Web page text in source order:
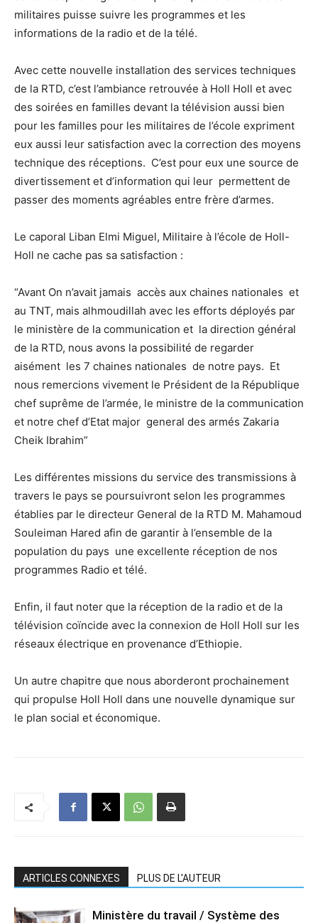
militaires puisse suivre les programmes et les
informations de la radio et de la télé.
Avec cette nouvelle installation des services techniques
de la RTD, c’est l’ambiance retrouvée à Holl Holl et avec
des soirées en familles devant la télévision aussi bien
pour les familles pour les militaires de l’école expriment
eux aussi leur satisfaction avec la correction des moyens
technique des réceptions. C’est pour eux une source de
divertissement et d’information qui leur permettent de
passer des moments agréables entre frère d’armes.
Le caporal Liban Elmi Miguel, Militaire à l’école de Holl-
Holl ne cache pas sa satisfaction :
“Avant On n’avait jamais accès aux chaines nationales et
au TNT, mais alhmoudillah avec les efforts déployés par
le ministère de la communication et la direction général
de la RTD, nous avons la possibilité de regarder
aisément les 7 chaines nationales de notre pays. Et
nous remercions vivement le Président de la République
chef suprême de l’armée, le ministre de la communication
et notre chef d’Etat major general des armés Zakaria
Cheik Ibrahim”
Les différentes missions du service des transmissions à
travers le pays se poursuivront selon les programmes
établies par le directeur General de la RTD M. Mahamoud
Souleiman Hared afin de garantir à l’ensemble de la
population du pays une excellente réception de nos
programmes Radio et télé.
Enfin, il faut noter que la réception de la radio et de la
télévision coïncide avec la connexion de Holl Holl sur les
réseaux électrique en provenance d’Ethiopie.
Un autre chapitre que nous aborderont prochainement
qui propulse Holl Holl dans une nouvelle dynamique sur
le plan social et économique.
ARTICLES CONNEXES PLUS DE L'AUTEUR
Ministère du travail / Système des